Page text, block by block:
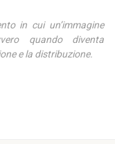
in cui un’immagine
quando diventa
e la distribuzione.